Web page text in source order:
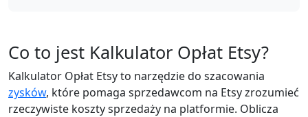
Co to jest Kalkulator Opłat Etsy?
Kalkulator Opłat Etsy to narzędzie do szacowania
zysków, które pomaga sprzedawcom na Etsy zrozumieć
rzeczywiste koszty sprzedaży na platformie. Oblicza